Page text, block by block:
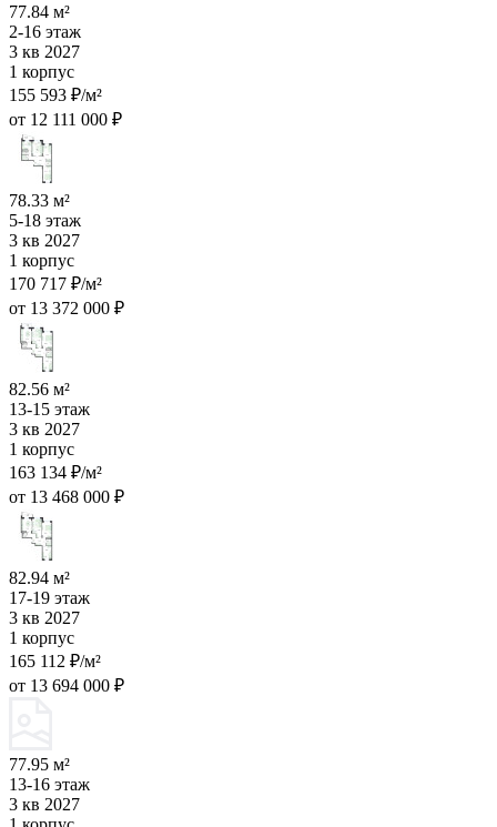
77.84 м²
2-16 этаж
3 кв 2027
1 корпус
155 593 ₽/м²
от 12 111 000 ₽
78.33 м²
5-18 этаж
3 кв 2027
1 корпус
170 717 ₽/м²
от 13 372 000 ₽
82.56 м²
13-15 этаж
3 кв 2027
1 корпус
163 134 ₽/м²
от 13 468 000 ₽
82.94 м²
17-19 этаж
3 кв 2027
1 корпус
165 112 ₽/м²
от 13 694 000 ₽
77.95 м²
13-16 этаж
3 кв 2027